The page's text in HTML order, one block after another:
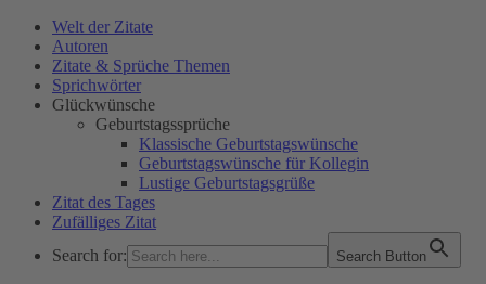
Welt der Zitate
Autoren
Zitate & Sprüche Themen
Sprichwörter
Glückwünsche
Geburtstagssprüche
Klassische Geburtstagswünsche
Geburtstagswünsche für Kollegin
Lustige Geburtstagsgrüße
Zitat des Tages
Zufälliges Zitat
Search for:
Search Button